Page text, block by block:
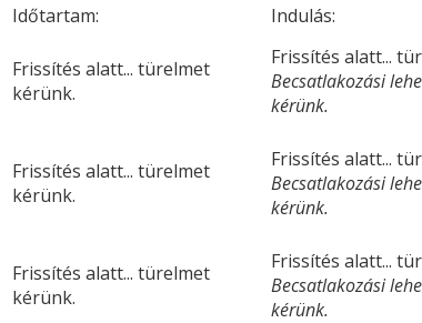
Időtartam:
Indulás:
Frissítés alatt... türelmet
kérünk.
Frissítés alatt...
Becsatlakozási
kérünk.
Frissítés alatt... türelmet
kérünk.
Frissítés alatt...
Becsatlakozási
kérünk.
Frissítés alatt... türelmet
kérünk.
Frissítés alatt...
Becsatlakozási
kérünk.